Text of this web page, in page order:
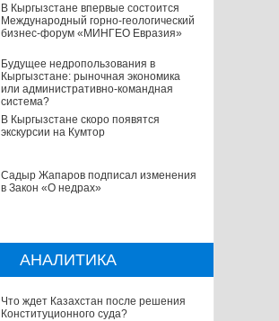
В Кыргызстане впервые состоится
Международный горно-геологический
бизнес-форум «МИНГЕО Евразия»
Будущее недропользования в
Кыргызстане: рыночная экономика
или административно-командная
система?
В Кыргызстане скоро появятся
экскурсии на Кумтор
Садыр Жапаров подписал изменения
в Закон «О недрах»
АНАЛИТИКА
Что ждет Казахстан после решения
Конституционного суда?